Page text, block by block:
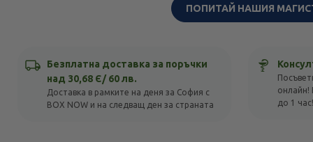
ПОПИТАЙ НАШИЯ
Безплатна доставка за поръчки
над 30,68 Є/ 60 лв.
Доставка в рамките на деня за София с
BOX NOW и на следващ ден за страната
онлайн!
до 1 час!